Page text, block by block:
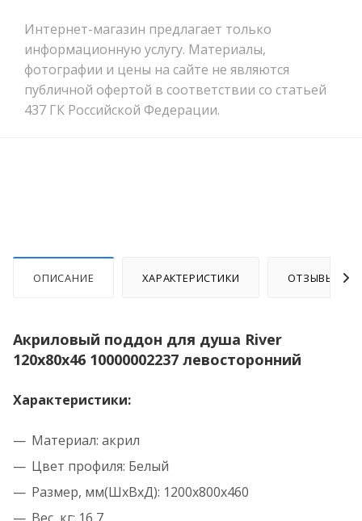
Интернет-магазин предлагает только
информационную услугу. Материалы,
фотографии и цены на сайте не являются
публичной офертой в соответствии со статьей
437 ГК Российской Федерации.
ОПИСАНИЕ ХАРАКТЕРИСТИКИ ОТЗЫВЫ
Акриловый поддон для душа River
120x80x46 10000002237 левосторонний
Характеристики:
Материал: акрил
Цвет профиля: Белый
Размер, мм(ШxВxД): 1200x800x460